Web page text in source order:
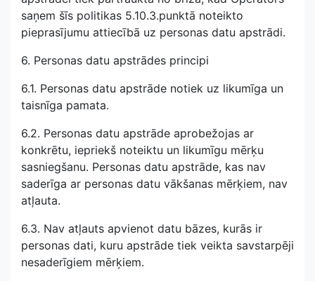
saņem šīs politikas 5.10.3.punktā noteikto
pieprasījumu attiecībā uz personas datu apstrādi.
6. Personas datu apstrādes principi
6.1. Personas datu apstrāde notiek uz likumīga un
taisnīga pamata.
6.2. Personas datu apstrāde aprobežojas ar
konkrētu, iepriekš noteiktu un likumīgu mērķu
sasniegšanu. Personas datu apstrāde, kas nav
saderīga ar personas datu vākšanas mērķiem, nav
atļauta.
6.3. Nav atļauts apvienot datu bāzes, kurās ir
personas dati, kuru apstrāde tiek veikta savstarpēji
nesaderīgiem mērķiem.